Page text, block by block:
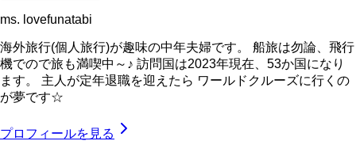
ms. lovefunatabi
海外旅行(個人旅行)が趣味の中年夫婦です。 船旅は勿論、飛行
機でので旅も満喫中～♪ 訪問国は2023年現在、53か国になり
ます。 主人が定年退職を迎えたら ワールドクルーズに行くの
が夢です☆
プロフィールを見る